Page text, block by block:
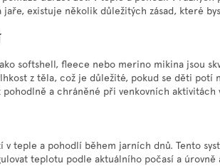
existuje několik důležitých zásad, které
softshell, fleece nebo merino mikina jsou
z těla, což je důležité, pokud se děti potí
a chráněné při venkovních
teple a pohodlí během jarních dnů. Tento
teplotu podle aktuálního počasí a úrovně